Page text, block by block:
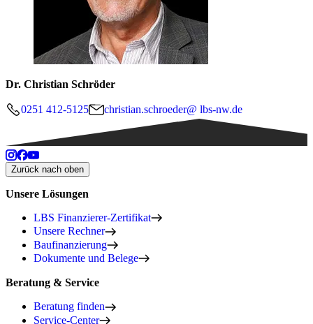
Dr. Christian Schröder
0251 412-5125 christian.schroeder@ lbs-nw.de
Zurück nach oben
Unsere Lösungen
LBS Finanzierer-Zertifikat
Unsere Rechner
Baufinanzierung
Dokumente und Belege
Beratung & Service
Beratung finden
Service-Center